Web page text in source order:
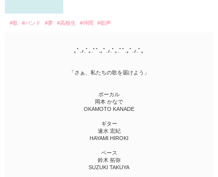
#歌 #バンド #夢 #高校生 #仲間 #歌声
｡ﾟ.♪.ﾟ｡.ﾟﾟ.｡ﾟ.♪.ﾟ｡.ﾟﾟ.｡ﾟ.♪.ﾟ｡
「さぁ、私たちの歌を届けよう」
ボーカル
岡本 かなで
OKAMOTO KANADE
ギター
速水 宏紀
HAYAMI HIROKI
ベース
鈴木 拓弥
SUZUKI TAKUYA